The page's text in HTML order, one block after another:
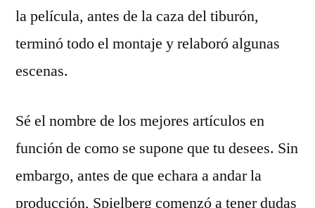
la película, antes de la caza del tiburón,
terminó todo el montaje y relaboró algunas
escenas.
Sé el nombre de los mejores artículos en
función de como se supone que tu desees. Sin
embargo, antes de que echara a andar la
producción, Spielberg comenzó a tener dudas